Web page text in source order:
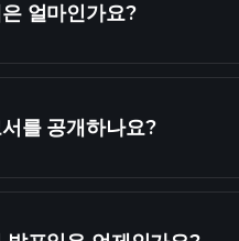
얼마인가요?
를 공개하나요?